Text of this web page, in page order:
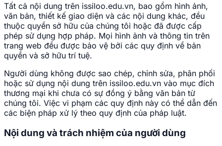
Tất cả nội dung trên issiloo.edu.vn, bao gồm hình ảnh,
văn bản, thiết kế giao diện và các nội dung khác, đều
thuộc quyền sở hữu của chúng tôi hoặc đã được cấp
phép sử dụng hợp pháp. Mọi hình ảnh và thông tin trên
trang web đều được bảo vệ bởi các quy định về bản
quyền và sở hữu trí tuệ.
Người dùng không được sao chép, chỉnh sửa, phân phối
hoặc sử dụng nội dung trên issiloo.edu.vn vào mục đích
thương mại khi chưa có sự đồng ý bằng văn bản từ
chúng tôi. Việc vi phạm các quy định này có thể dẫn đến
các biện pháp xử lý theo quy định của pháp luật.
Nội dung và trách nhiệm của người dùng